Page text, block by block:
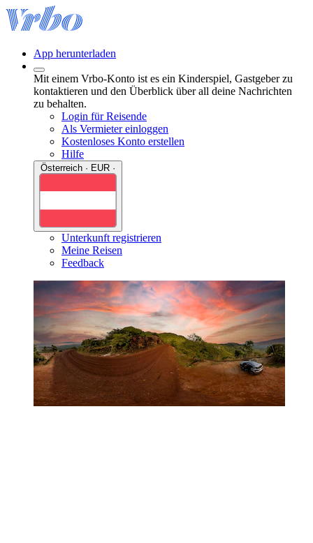
App herunterladen
Mit einem Vrbo-Konto ist es ein Kinderspiel, Gastgeber zu
kontaktieren und den Überblick über all deine Nachrichten
zu behalten.
Login für Reisende
Als Vermieter einloggen
Kostenloses Konto erstellen
Hilfe
Unterkunft registrieren
Meine Reisen
Feedback